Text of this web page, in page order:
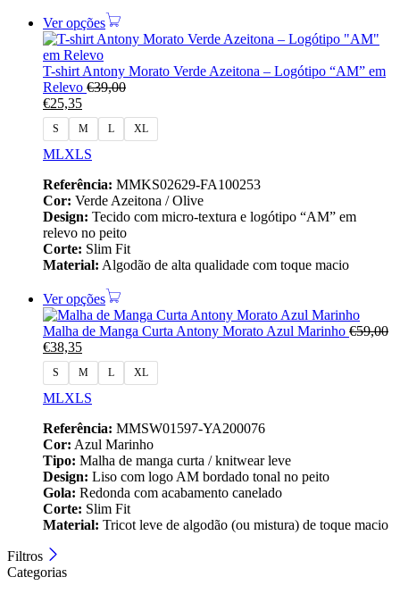
Ver opções
T-shirt Antony Morato Verde Azeitona – Logótipo “AM” em
Relevo €39,00
€25,35
S M L XL
MLXLS
Referência: MMKS02629-FA100253
Cor: Verde Azeitona / Olive
Design: Tecido com micro-textura e logótipo “AM” em
relevo no peito
Corte: Slim Fit
Material: Algodão de alta qualidade com toque macio
Ver opções
Malha de Manga Curta Antony Morato Azul Marinho €59,00
€38,35
S M L XL
MLXLS
Referência: MMSW01597-YA200076
Cor: Azul Marinho
Tipo: Malha de manga curta / knitwear leve
Design: Liso com logo AM bordado tonal no peito
Gola: Redonda com acabamento canelado
Corte: Slim Fit
Material: Tricot leve de algodão (ou mistura) de toque macio
Filtros
Categorias